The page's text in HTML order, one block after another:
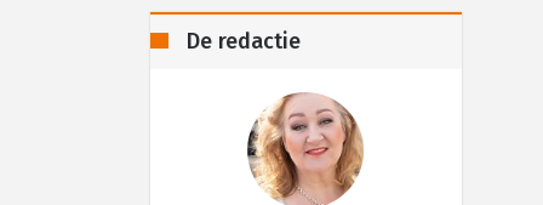
De redactie